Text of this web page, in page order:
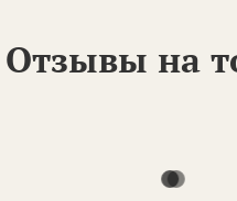
Отзывы на